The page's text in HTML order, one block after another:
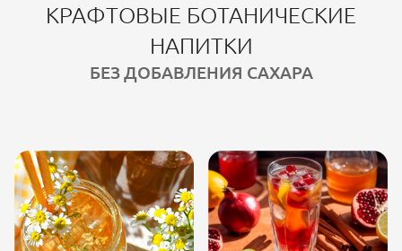
КРАФТОВЫЕ БОТАНИЧЕСКИЕ
НАПИТКИ
БЕЗ ДОБАВЛЕНИЯ САХАРА